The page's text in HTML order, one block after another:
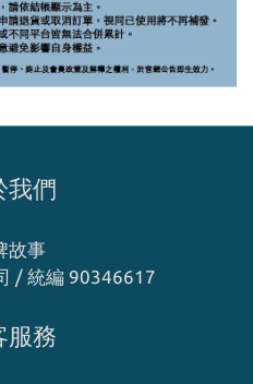
我們
故事
/ 統編 90346617
服務